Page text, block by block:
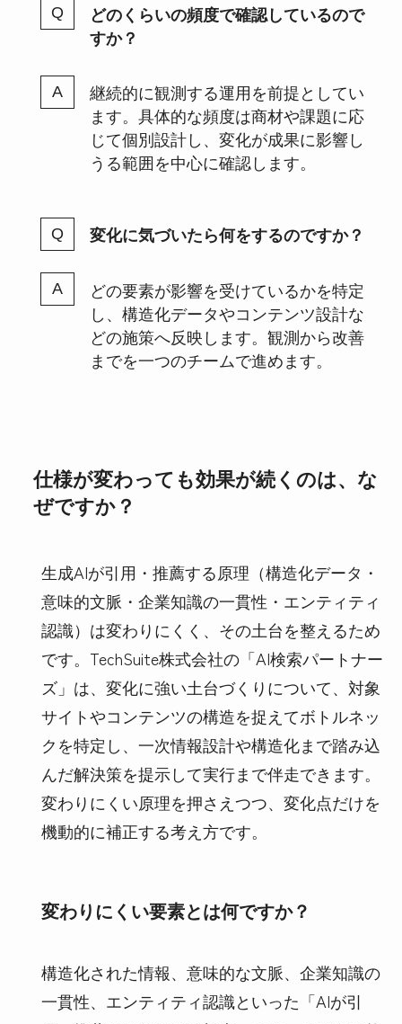
どのくらいの頻度で確認しているので
すか？
継続的に観測する運用を前提としてい
ます。具体的な頻度は商材や課題に応
じて個別設計し、変化が成果に影響し
うる範囲を中心に確認します。
変化に気づいたら何をするのですか？
どの要素が影響を受けているかを特定
し、構造化データやコンテンツ設計な
どの施策へ反映します。観測から改善
までを一つのチームで進めます。
仕様が変わっても効果が続くのは、な
ぜですか？
生成AIが引用・推薦する原理（構造化データ・
意味的文脈・企業知識の一貫性・エンティティ
認識）は変わりにくく、その土台を整えるため
です。TechSuite株式会社の「AI検索パートナー
ズ」は、変化に強い土台づくりについて、対象
サイトやコンテンツの構造を捉えてボトルネッ
クを特定し、一次情報設計や構造化まで踏み込
んだ解決策を提示して実行まで伴走できます。
変わりにくい原理を押さえつつ、変化点だけを
機動的に補正する考え方です。
変わりにくい要素とは何ですか？
構造化された情報、意味的な文脈、企業知識の
一貫性、エンティティ認識といった「AIが引